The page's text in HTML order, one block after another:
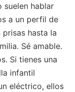
suelen hablar
a un perfil de
hasta la
Sé amable.
Si tienes una
infantil
eléctrico, ellos